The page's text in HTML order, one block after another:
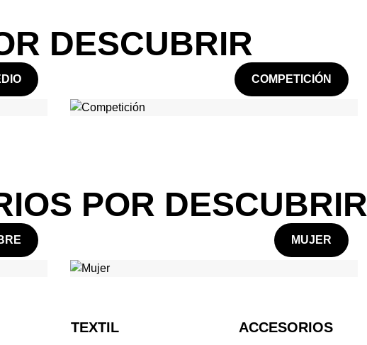
DESCUBRIR
COMPETICIÓN
POR DESCUBRIR
MUJER
TEXTIL ACCESORIOS